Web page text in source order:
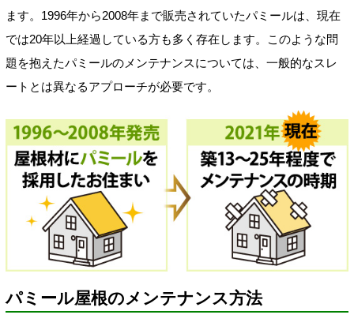
ます。1996年から2008年まで販売されていたパミールは、現在
では20年以上経過している方も多く存在します。このような問
題を抱えたパミールのメンテナンスについては、一般的なスレ
ートとは異なるアプローチが必要です。
パミール屋根のメンテナンス方法